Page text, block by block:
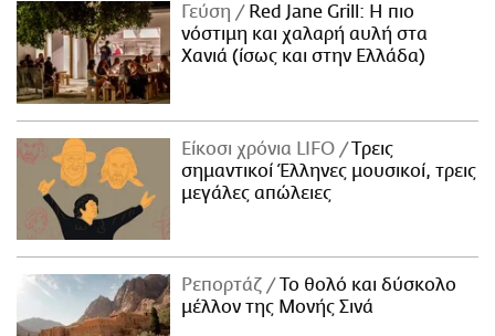
Γεύση
Red Jane Grill: Η πιο
νόστιμη και χαλαρή αυλή στα
Χανιά (ίσως και στην Ελλάδα)
Είκοσι χρόνια LIFO
Tρεις
σημαντικοί Έλληνες μουσικοί, τρεις
μεγάλες απώλειες
Ρεπορτάζ
Το θολό και δύσκολο
μέλλον της Μονής Σινά